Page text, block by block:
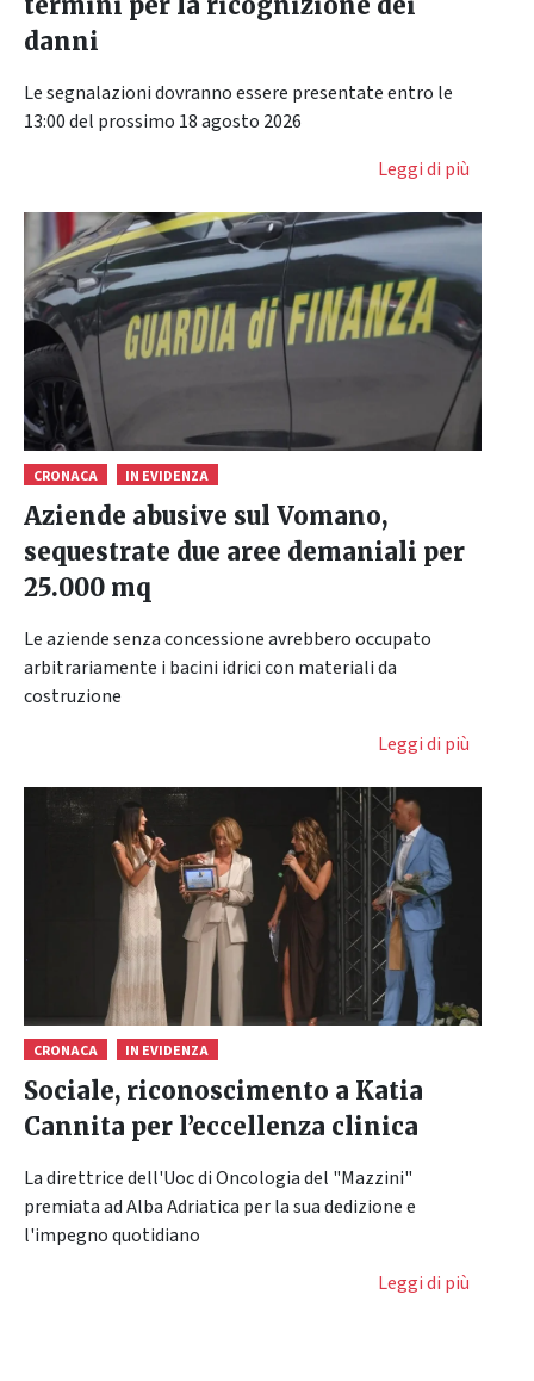
danni
Le segnalazioni dovranno essere presentate entro le
13:00 del prossimo 18 agosto 2026
Leggi di più
CRONACA IN EVIDENZA
Aziende abusive sul Vomano,
sequestrate due aree demaniali per
25.000 mq
Le aziende senza concessione avrebbero occupato
arbitrariamente i bacini idrici con materiali da
costruzione
Leggi di più
CRONACA IN EVIDENZA
Sociale, riconoscimento a Katia
Cannita per l’eccellenza clinica
La direttrice dell'Uoc di Oncologia del "Mazzini"
premiata ad Alba Adriatica per la sua dedizione e
l'impegno quotidiano
Leggi di più